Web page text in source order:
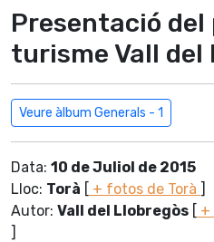
Presentació del
turisme Vall del
Veure àlbum Generals - 1
Data: 10 de Juliol de 2015
Lloc: Torà [ + fotos de Torà ]
Autor: Vall del Llobregòs [ +
]